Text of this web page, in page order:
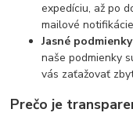
expedíciu, až po
mailové
Jasné
naše podmienky
vás zaťažovať
Prečo je